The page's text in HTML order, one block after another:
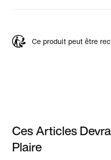
Ce produit peut être
Ces Articles
Plaire